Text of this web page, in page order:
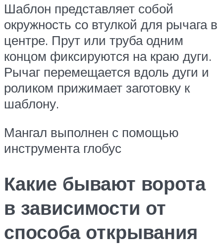
Шаблон представляет собой
окружность со втулкой для рычага в
центре. Прут или труба одним
концом фиксируются на краю дуги.
Рычаг перемещается вдоль дуги и
роликом прижимает заготовку к
шаблону.
Мангал выполнен с помощью
инструмента глобус
Какие бывают ворота
в зависимости от
способа открывания